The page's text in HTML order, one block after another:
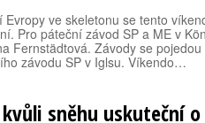
Evropy ve skeletonu se tento
Pro páteční závod SP a ME v
Fernstädtová. Závody se
závodu SP v Iglsu. Víkendo…
sněhu uskuteční